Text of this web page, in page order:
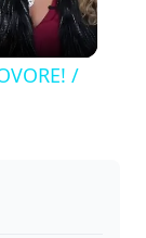
/